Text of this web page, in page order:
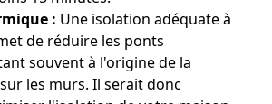
: Une isolation adéquate à
de réduire les ponts
souvent à l'origine de la
les murs. Il serait donc